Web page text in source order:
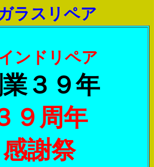
ラスリペア
ンドリペア
３９年
９周年
感謝祭